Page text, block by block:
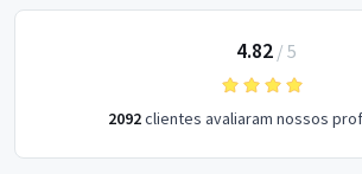
4.82/ 5
2092clientes avaliaram nossos